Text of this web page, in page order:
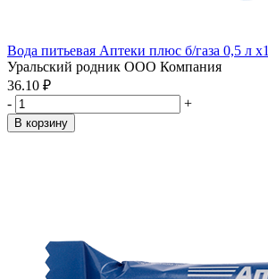
Вода питьевая Аптеки плюс б/газа 0,5 л x1
Уральский родник ООО Компания
36.10 ₽
-
+
В корзину